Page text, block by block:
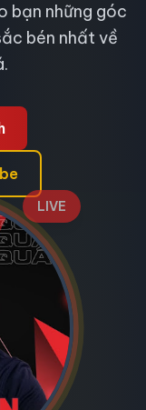
bạn những góc
bén nhất về
LIVE